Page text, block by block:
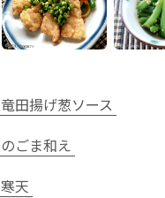
田揚げ葱ソース
ごま和え
天